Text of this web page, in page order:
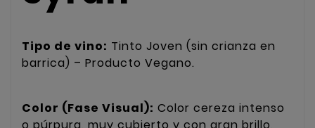
Tipo de vino: Tinto Joven (sin crianza en
barrica) – Producto Vegano.
Color (Fase Visual): Color cereza intenso
o púrpura, muy cubierto y con gran brillo,